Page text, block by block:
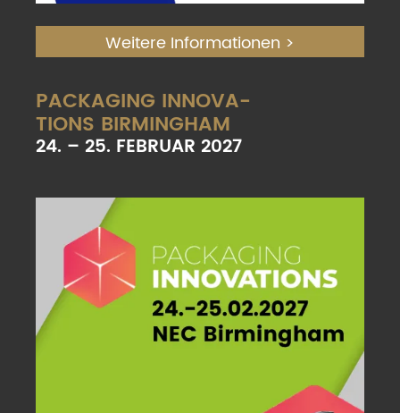
Weitere Informationen >
PACKAGING INNOVA-
TIONS BIRMINGHAM
24. – 25. FEBRUAR 2027